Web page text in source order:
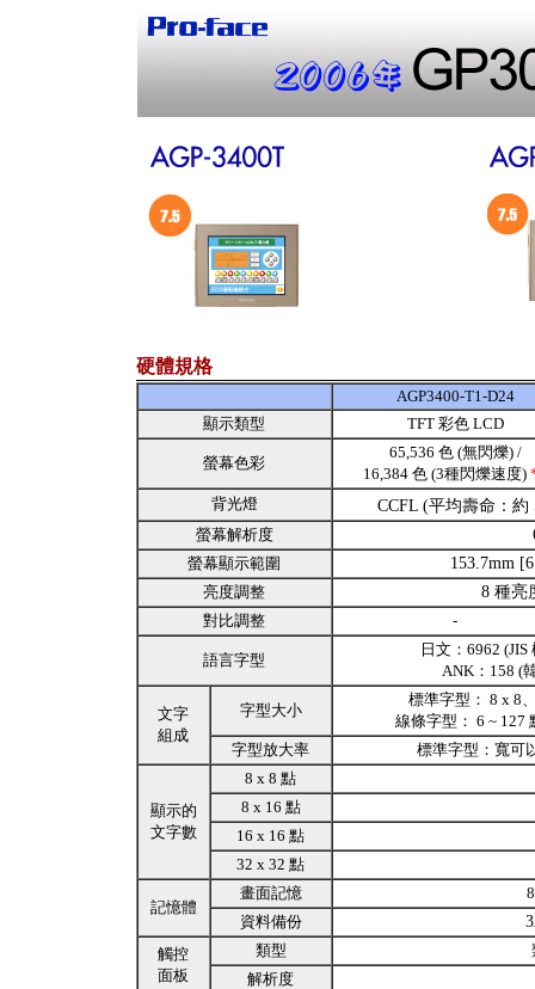
硬體規格
AGP3400-T1-D24
顯示類型
TFT 彩色 LCD
螢幕色彩
65,536 色 (無閃爍) /
16,384 色 (3種閃爍速度)
背光燈
CCFL (平均壽命：約
螢幕解析度
螢幕顯示範圍
153.7mm
亮度調整
8 種亮
對比調整
-
語言字型
日文：6962
ANK：158 (
文字
組成
字型大小
標準字型： 8 x 8
線條字型： 6 ~ 127
字型放大率
標準字型：寬可
顯示的
文字數
8 x 8 點
8 x 16 點
16 x 16 點
32 x 32 點
記憶體
畫面記憶
資料備份
觸控
面板
類型
解析度